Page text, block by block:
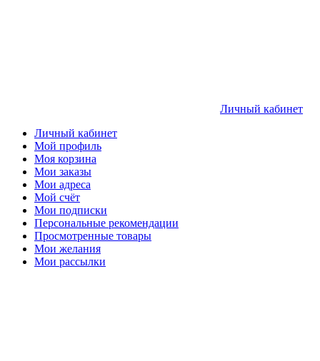
Личный кабинет
Личный кабинет
Мой профиль
Моя корзина
Мои заказы
Мои адреса
Мой счёт
Мои подписки
Персональные рекомендации
Просмотренные товары
Мои желания
Мои рассылки